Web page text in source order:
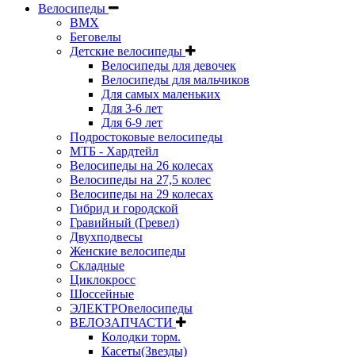
Велосипеды
BMX
Беговелы
Детские велосипеды
Велосипеды для девочек
Велосипеды для мальчиков
Для самых маленьких
Для 3-6 лет
Для 6-9 лет
Подростоковые велосипеды
МТБ - Хардтейл
Велосипеды на 26 колесах
Велосипеды на 27,5 колес
Велосипеды на 29 колесах
Гибрид и городской
Гравийный (Гревел)
Двухподвесы
Женские велосипеды
Складные
Циклокросс
Шоссейные
ЭЛЕКТРОвелосипеды
ВЕЛОЗАПЧАСТИ
Колодки торм.
Касеты(Звезды)